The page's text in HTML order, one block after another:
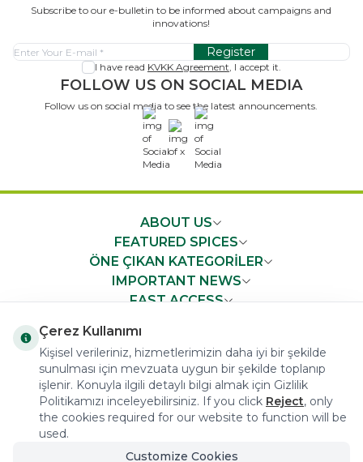
Subscribe to our e-bulletin to be informed about campaigns and
innovations!
Register
I have read KVKK Agreement, I accept it.
FOLLOW US ON SOCIAL MEDIA
Follow us on social media to see the latest announcements.
x
ABOUT US
FEATURED SPICES
ÖNE ÇIKAN KATEGORİLER
IMPORTANT NEWS
FAST ACCESS
COPYRIGHT © 2023 arifoglu.com ALL RIGHTS RESERVED
Tasarım ve Reklam Danışmanlığı AJANSTEK
Çerez Kullanımı
Kişisel verileriniz, hizmetlerimizin daha iyi bir şekilde
sunulması için mevzuata uygun bir şekilde toplanıp
işlenir. Konuyla ilgili detaylı bilgi almak için Gizlilik
Politikamızı inceleyebilirsiniz. If you click Reject, only
the cookies required for our website to function will be
used.
Customize Cookies